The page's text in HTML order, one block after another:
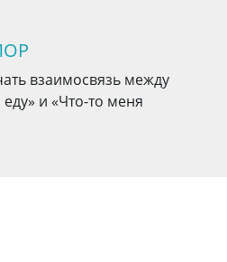
взаимосвязь между
и «Что-то меня